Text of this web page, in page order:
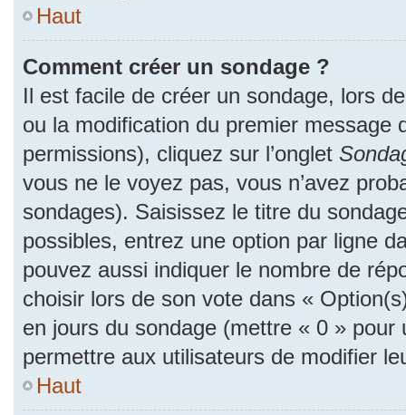
Haut
Comment créer un sondage ?
Il est facile de créer un sondage, lors
ou la modification du premier message
permissions), cliquez sur l’onglet
vous ne le voyez pas, vous n’avez
sondages). Saisissez le titre du
possibles, entrez une option par ligne
pouvez aussi indiquer le nombre de
choisir lors de son vote dans «
en jours du sondage (mettre « 0 » pour
permettre aux utilisateurs de modifier
Haut